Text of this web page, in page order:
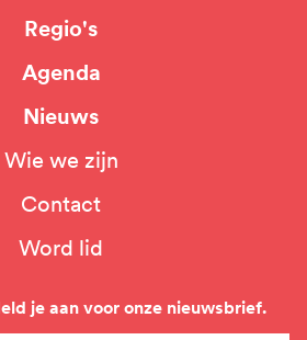
Regio's
Agenda
Nieuws
Wie we zijn
Contact
Word lid
je aan voor onze nieuwsbrief.